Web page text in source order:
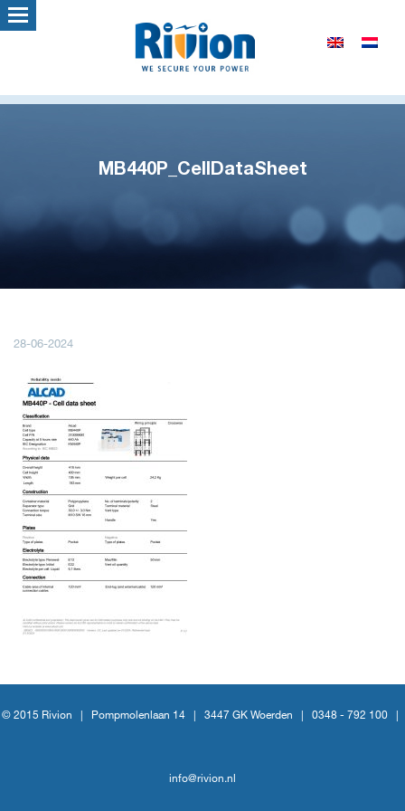
MB440P_CellDataSheet
28-06-2024
© 2015 Rivion | Pompmolenlaan 14 3447 GK Woerden 0348 - 792 100
info@rivion.nl